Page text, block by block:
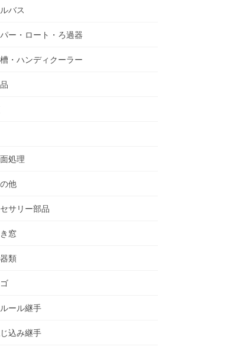
バス
ー・ロート・ろ過器
・ハンディクーラー
処理
他
サリー部品
窓
類
ール継手
込み継手